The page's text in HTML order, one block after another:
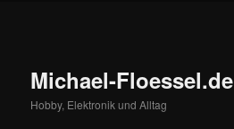
Michael-
Hobby, Elektronik und Alltag